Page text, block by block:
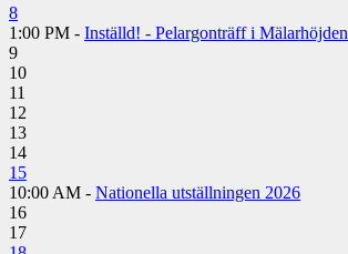
8
1:00 PM - Inställd! - Pelargonträff i Mälarhöjden
9
10
11
12
13
14
15
10:00 AM - Nationella utställningen 2026
16
17